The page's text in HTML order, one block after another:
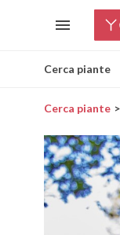
Cerca piante
Cerca piante